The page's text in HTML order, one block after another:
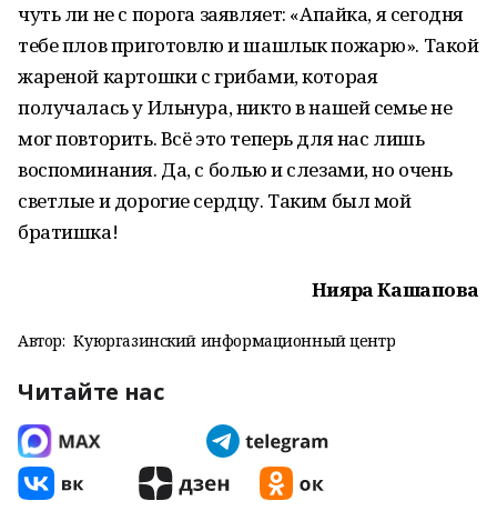
чуть ли не с порога заявляет: «Апайка, я сегодня
тебе плов приготовлю и шашлык пожарю». Такой
жареной картошки с грибами, которая
получалась у Ильнура, никто в нашей семье не
мог повторить. Всё это теперь для нас лишь
воспоминания. Да, с болью и слезами, но очень
светлые и дорогие сердцу. Таким был мой
братишка!
Нияра Кашапова
Автор: Куюргазинский информационный центр
Читайте нас